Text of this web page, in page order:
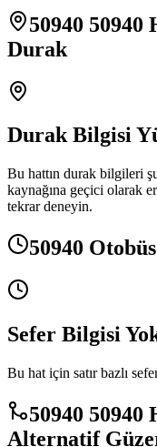
50940 50940
Durak
Durak Bilgisi
Bu hattın durak bilgileri
kaynağına geçici olarak
tekrar deneyin.
50940
Sefer Bilgisi
Bu hat için satır bazlı
50940 50940
Alternatif